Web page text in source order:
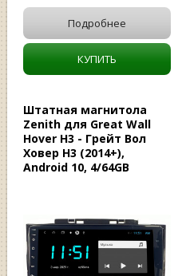
Подробнее
КУПИТЬ
Штатная магнитола
Zenith для Great Wall
Hover H3 - Грейт Вол
Ховер Н3 (2014+),
Android 10, 4/64GB